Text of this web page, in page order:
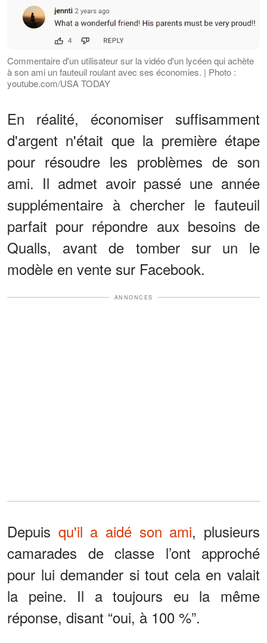
Commentaire d'un utilisateur sur la vidéo d'un lycéen qui achète
à son ami un fauteuil roulant avec ses économies. | Photo :
youtube.com/USA TODAY
En réalité, économiser suffisamment
d'argent n'était que la première étape
pour résoudre les problèmes de son
ami. Il admet avoir passé une année
supplémentaire à chercher le fauteuil
parfait pour répondre aux besoins de
Qualls, avant de tomber sur un le
modèle en vente sur Facebook.
ANNONCES
Depuis qu'il a aidé son ami, plusieurs
camarades de classe l’ont approché
pour lui demander si tout cela en valait
la peine. Il a toujours eu la même
réponse, disant “oui, à 100 %”.